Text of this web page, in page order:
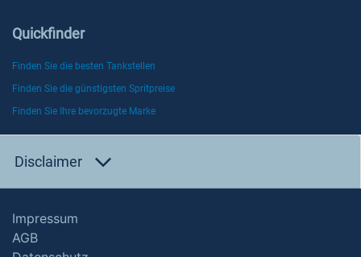
Quickfinder
Finden Sie die besten Tankstellen
Finden Sie die günstigsten Spritpreise
Finden Sie Ihre bevorzugte Marke
Disclaimer
Impressum
AGB